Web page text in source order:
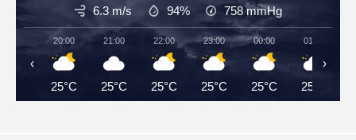
6.3 m/s 94% 758mmHg
20:00
25°C
21:00
25°C
22:00
25°C
23:00
25°C
00:00
25°C
01:00
25°C
‹ ›